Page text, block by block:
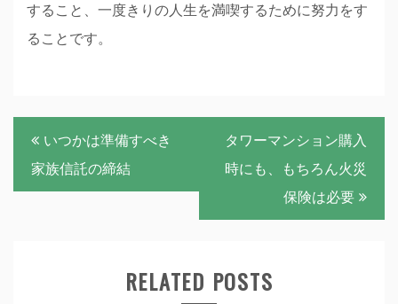
すること、一度きりの人生を満喫するために努力をす
ることです。
投
稿
ナ
いつかは準備すべき
家族信託の締結
タワーマンション購入
時にも、もちろん火災
保険は必要
RELATED POSTS